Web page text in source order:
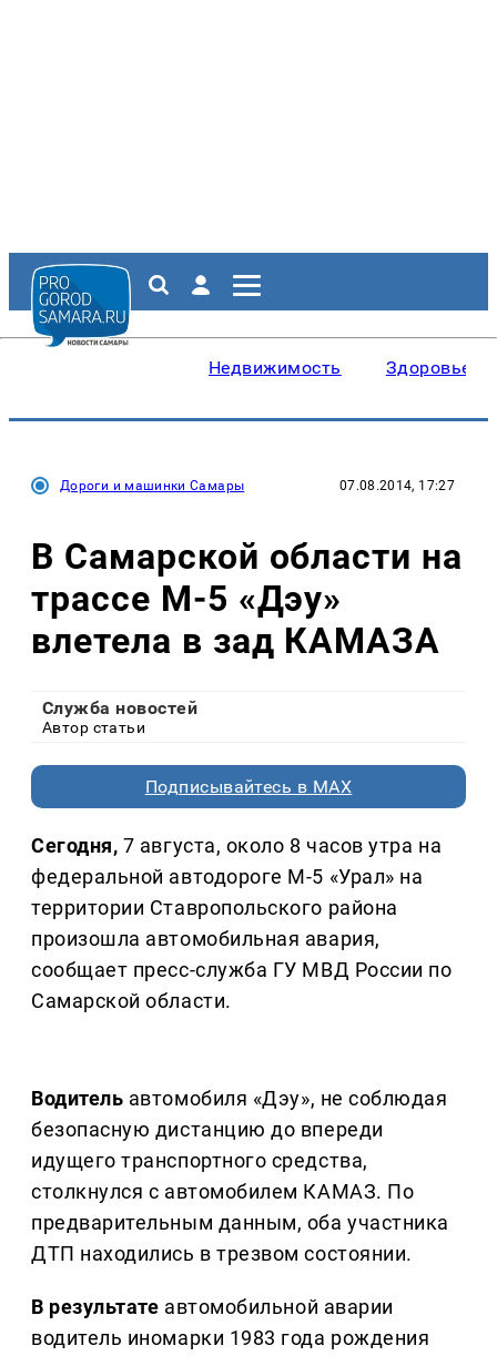
Недвижимость Здоровье
Дороги и машинки Самары 07.08.2014, 17:27
В Самарской области на
трассе М-5 «Дэу»
влетела в зад КАМАЗА
Служба новостей
Автор статьи
Подписывайтесь в MAX
Сегодня, 7 августа, около 8 часов утра на
федеральной автодороге М-5 «Урал» на
территории Ставропольского района
произошла автомобильная авария,
сообщает пресс-служба ГУ МВД России по
Самарской области.
Водитель автомобиля «Дэу», не соблюдая
безопасную дистанцию до впереди
идущего транспортного средства,
столкнулся с автомобилем КАМАЗ. По
предварительным данным, оба участника
ДТП находились в трезвом состоянии.
В результате автомобильной аварии
водитель иномарки 1983 года рождения